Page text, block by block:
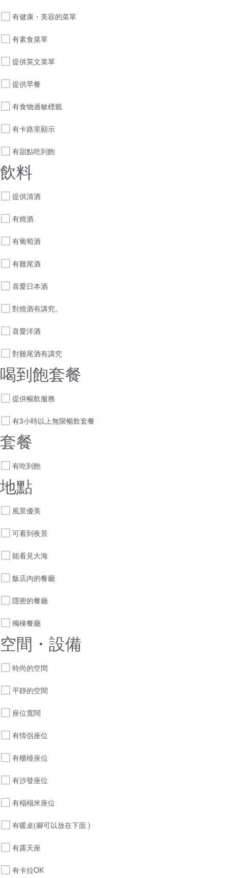
有健康・美容的菜單
有素食菜單
提供英文菜單
提供早餐
有食物過敏標籤
有卡路里顯示
有甜點吃到飽
飲料
提供清酒
有燒酒
有葡萄酒
有雞尾酒
喜愛日本酒
對燒酒有講究。
喜愛洋酒
對雞尾酒有講究
喝到飽套餐
提供暢飲服務
有3小時以上無限暢飲套餐
套餐
有吃到飽
地點
風景優美
可看到夜景
能看見大海
飯店內的餐廳
隱密的餐廳
獨棟餐廳
空間・設備
時尚的空間
平靜的空間
座位寬闊
有情侶座位
有櫃檯座位
有沙發座位
有榻榻米座位
有暖桌(腳可以放在下面 )
有露天座
有卡拉OK